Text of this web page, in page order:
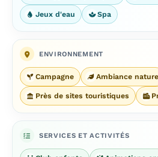
Jeux d'eau Spa
ENVIRONNEMENT
Campagne Ambiance nature
Près de sites touristiques
SERVICES ET ACTIVITÉS